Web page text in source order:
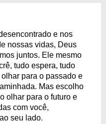
e nos
nossas vidas, Deus
juntos. Ele mesmo
tudo espera, tudo
para o passado e
Mas escolho
olhar para o futuro e
com você,
seu lado.